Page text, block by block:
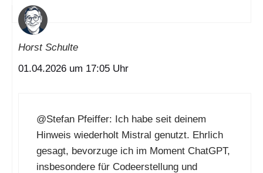
Horst Schulte
01.04.2026 um 17:05 Uhr
@Stefan Pfeiffer: Ich habe seit deinem
Hinweis wiederholt Mistral genutzt. Ehrlich
gesagt, bevorzuge ich im Moment ChatGPT,
insbesondere für Codeerstellung und